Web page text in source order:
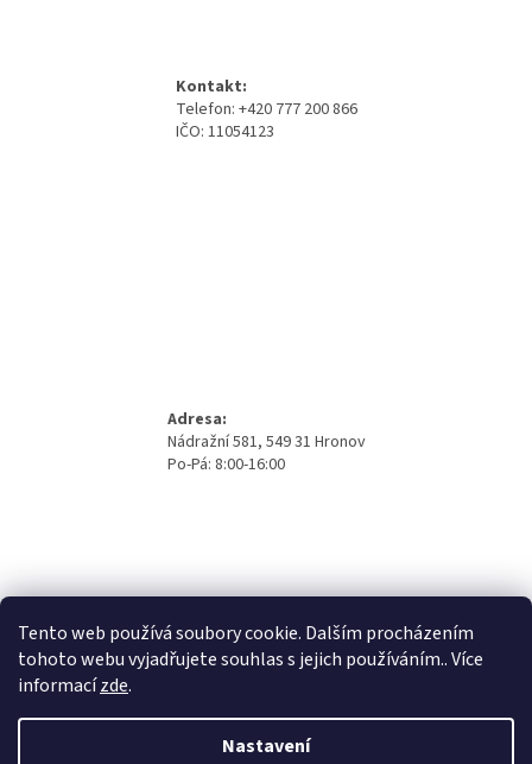
Tento web používá soubory cookie. Dalším procházením
tohoto webu vyjadřujete souhlas s jejich používáním.. Více
informacízde.
Nastavení
Kontakt:
Telefon: +420 777 200 866
IČO: 11054123
Adresa:
Nádražní 581, 549 31 Hronov
Po-Pá: 8:00-16:00
Vytvořil Shoptet